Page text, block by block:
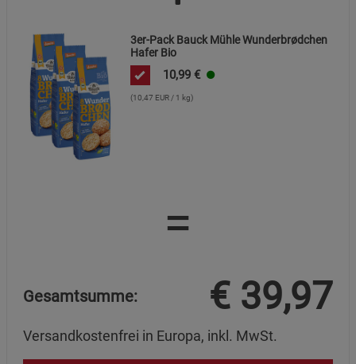
3er-Pack Bauck Mühle Wunderbrødchen
Hafer Bio
10,99 €
(10,47 EUR / 1 kg)
=
Gesamtsumme: € 39,97
Versandkostenfrei in Europa, inkl. MwSt.